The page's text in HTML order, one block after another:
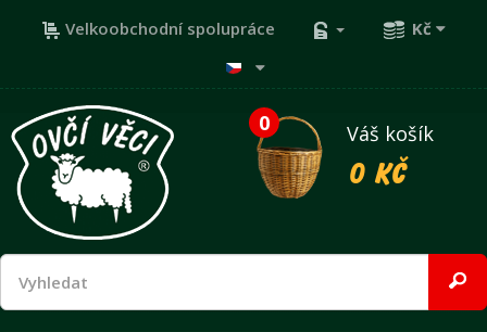
Velkoobchodní spolupráce Kč
0
Váš košík
0 Kč